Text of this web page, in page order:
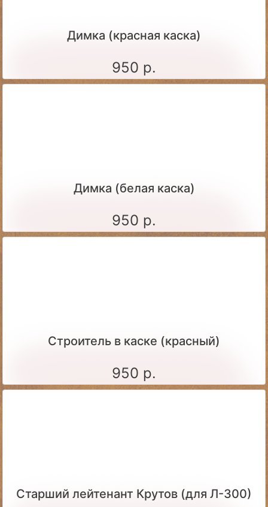
Димка (красная каска)
950 р.
Димка (белая каска)
950 р.
Строитель в каске (красный)
950 р.
Старший лейтенант Крутов (для Л-300)